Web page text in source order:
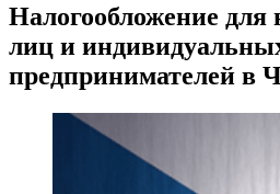
Налогообложение для
лиц и
предпринимателей в